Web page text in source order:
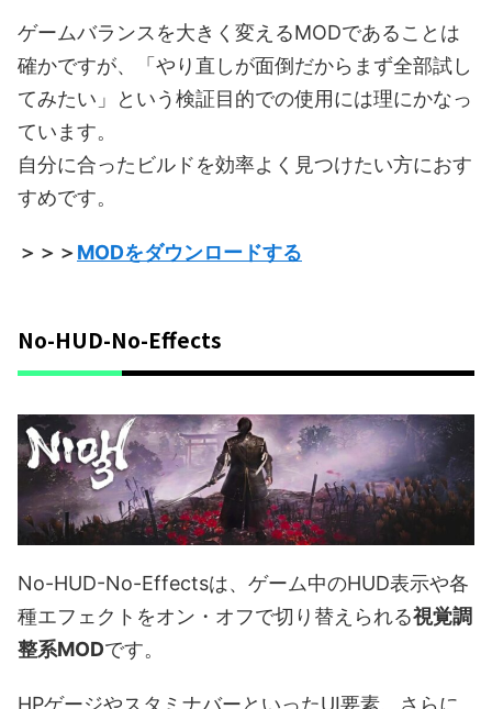
ゲームバランスを大きく変えるMODであることは
確かですが、「やり直しが面倒だからまず全部試し
てみたい」という検証目的での使用には理にかなっ
ています。
自分に合ったビルドを効率よく見つけたい方におす
すめです。
＞＞＞MODをダウンロードする
No-HUD-No-Effects
No-HUD-No-Effectsは、ゲーム中のHUD表示や各
種エフェクトをオン・オフで切り替えられる視覚調
整系MODです。
HPゲージやスタミナバーといったUI要素、さらに